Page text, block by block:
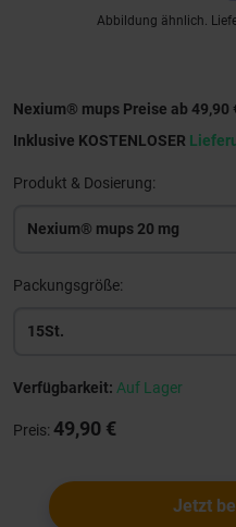
Abbildung ähnlich.
Nexium® mups Preise ab 49,90
Inklusive KOSTENLOSER
Produkt & Dosierung:
Nexium® mups 20 mg
Packungsgröße:
15St.
Verfügbarkeit: Auf Lager
Preis: 49,90 €
Jetzt